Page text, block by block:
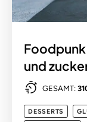
und
GESAMT:
DESSERTS